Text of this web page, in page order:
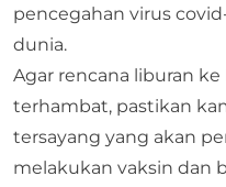
pencegahan virus
dunia.
Agar rencana liburan
terhambat, pastikan
tersayang yang akan
melakukan vaksin dan